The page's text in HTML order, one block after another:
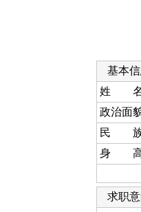
基本
姓 名
政治面
民 族
身 高
求职